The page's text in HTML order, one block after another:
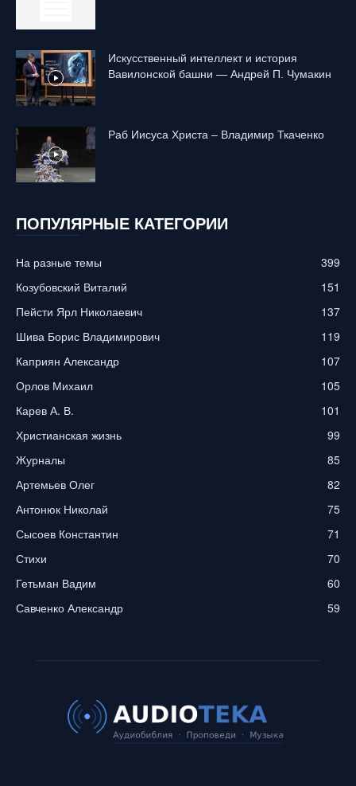
Искусственный интеллект и история
Вавилонской башни — Андрей П. Чумакин
Раб Иисуса Христа – Владимир Ткаченко
ПОПУЛЯРНЫЕ КАТЕГОРИИ
На разные темы
399
Козубовский Виталий
151
Пейсти Ярл Николаевич
137
Шива Борис Владимирович
119
Каприян Александр
107
Орлов Михаил
105
Карев А. В.
101
Христианская жизнь
99
Журналы
85
Артемьев Олег
82
Антонюк Николай
75
Сысоев Константин
71
Стихи
70
Гетьман Вадим
60
Савченко Александр
59